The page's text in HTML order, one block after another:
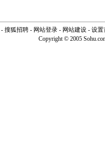
- 搜狐招聘 - 网站登录 - 网站建设 - 设置
Copyright © 2005